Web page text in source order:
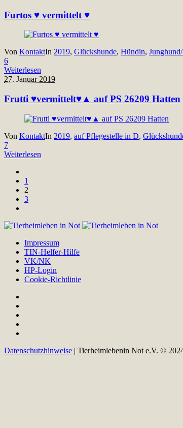
Furtos ♥ vermittelt ♥
Von KontaktIn 2019, Glückshunde, Hündin,
6
Weiterlesen
27. Januar 2019
Frutti ♥️vermittelt♥️▲ auf PS 26209 Hatten
Von KontaktIn 2019, auf Pflegestelle in D,
7
Weiterlesen
1
2
3
Impressum
TIN-Helfer-Hilfe
VK/NK
HP-Login
Cookie-Richtlinie
Datenschutzhinweise | Tierheimlebenin Not e.V. ©